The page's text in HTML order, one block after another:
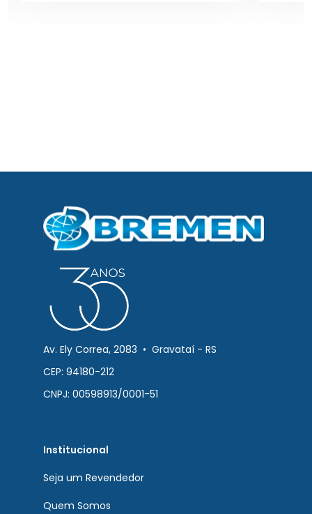
Av. Ely Correa, 2083 • Gravataí - RS
CEP: 94180-212
CNPJ: 00598913/0001-51
Institucional
Seja um Revendedor
Quem Somos